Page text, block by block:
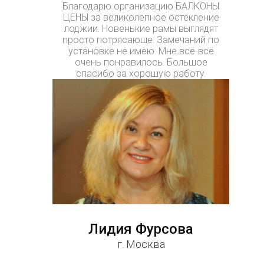
Благодарю организацию БАЛКОНЫ
ЦЕНЫ за великолепное остекление
лоджии. Новенькие рамы выглядят
просто потрясающе. Замечаний по
установке не имею. Мне всё-всё
очень понравилось. Большое
спасибо за хорошую работу.
Лидия Фурсова
г. Москва